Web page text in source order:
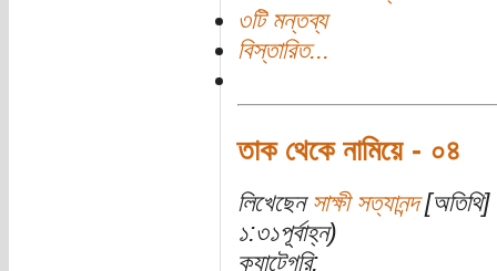
৩টি মন্তব্য
বিস্তারিত...
তাক থেকে নামিয়ে - ০৪
লিখেছেন সাক্ষী সত্যানন্দ[অতিথি]
১:৩১পূর্বাহ্ন)
ক্যাটেগরি: